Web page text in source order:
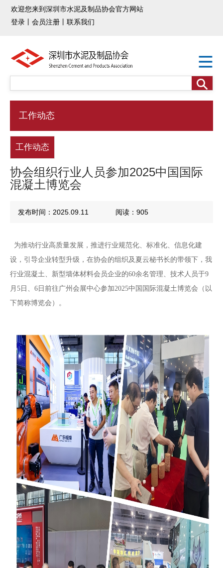
欢迎您来到深圳市水泥及制品协会官方网站
登录 丨会员注册 丨联系我们
工作动态
工作动态
协会组织行业人员参加2025中国国际
混凝土博览会
发布时间：2025.09.11 阅读：905
为推动行业高质量发展，推进行业规范化、标准化、信息化建
设，引导企业转型升级 ， 在协会的组织及夏云秘书长的带领下， 我
行业混凝土、新型墙体材料会员企业的60余名管理、技术人员于9
月 5日、6 日前往广州会展中心参加2025中国国际混凝土博览会 （ 以
下简称博览会 ）。